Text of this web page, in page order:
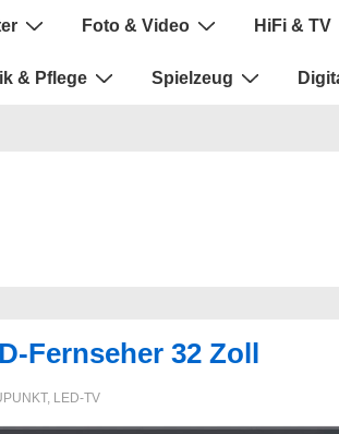
Foto & Video HiFi & TV
& Pflege Spielzeug
Fernseher 32 Zoll
, LED-TV